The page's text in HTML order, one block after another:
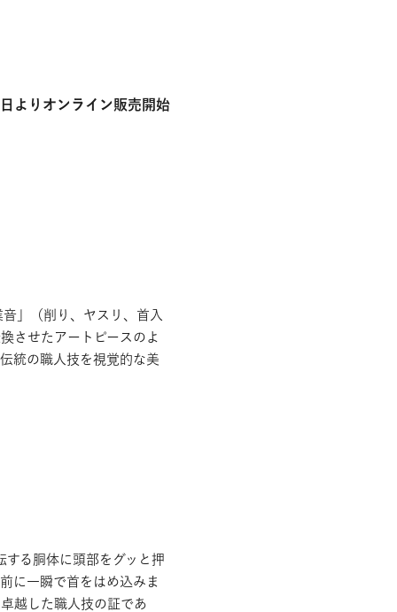
よりオンライン販売開始
」（削り、ヤスリ、首入
させたアートピースのよ
統の職人技を視覚的な美
する胴体に頭部をグッと押
に一瞬で首をはめ込みま
越した職人技の証であ